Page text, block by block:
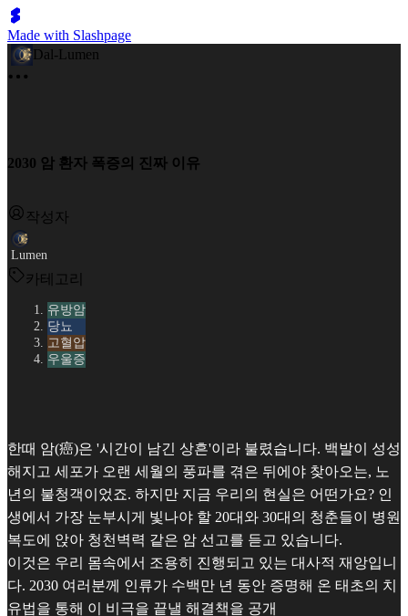
Made with Slashpage
Dal-Lumen
2030 암 환자 폭증의 진짜 이유
작성자
Lumen
카테고리
유방암
당뇨
고혈압
우울증
한때 암(癌)은 '시간이 남긴 상흔'이라 불렸습니다. 백발이 성성
해지고 세포가 오랜 세월의 풍파를 겪은 뒤에야 찾아오는, 노
년의 불청객이었죠. 하지만 지금 우리의 현실은 어떤가요? 인
생에서 가장 눈부시게 빛나야 할 20대와 30대의 청춘들이 병원
복도에 앉아 청천벽력 같은 암 선고를 듣고 있습니다.
이것은 우리 몸속에서 조용히 진행되고 있는 대사적 재앙입니
다. 2030 여러분께 인류가 수백만 년 동안 증명해 온 태초의 치
유법을 통해 이 비극을 끝낼 해결책을 공개